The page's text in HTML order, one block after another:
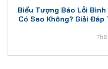
Biểu Tượng Báo Lỗi Bình
Có Sao Không? Giải
Th9